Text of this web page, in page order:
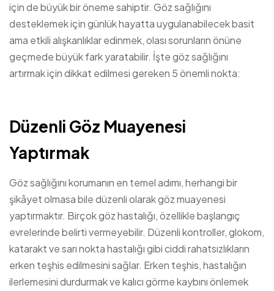
için de büyük bir öneme sahiptir. Göz sağlığını
desteklemek için günlük hayatta uygulanabilecek basit
ama etkili alışkanlıklar edinmek, olası sorunların önüne
geçmede büyük fark yaratabilir. İşte göz sağlığını
artırmak için dikkat edilmesi gereken 5 önemli nokta:
Düzenli Göz Muayenesi
Yaptırmak
Göz sağlığını korumanın en temel adımı, herhangi bir
şikâyet olmasa bile düzenli olarak göz muayenesi
yaptırmaktır. Birçok göz hastalığı, özellikle başlangıç
evrelerinde belirti vermeyebilir. Düzenli kontroller, glokom,
katarakt ve sarı nokta hastalığı gibi ciddi rahatsızlıkların
erken teşhis edilmesini sağlar. Erken teşhis, hastalığın
ilerlemesini durdurmak ve kalıcı görme kaybını önlemek